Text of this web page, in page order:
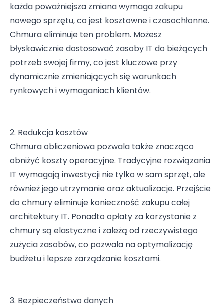
każda poważniejsza zmiana wymaga zakupu
nowego sprzętu, co jest kosztowne i czasochłonne.
Chmura eliminuje ten problem. Możesz
błyskawicznie dostosować zasoby IT do bieżących
potrzeb swojej firmy, co jest kluczowe przy
dynamicznie zmieniających się warunkach
rynkowych i wymaganiach klientów.
2. Redukcja kosztów
Chmura obliczeniowa pozwala także znacząco
obniżyć koszty operacyjne. Tradycyjne rozwiązania
IT wymagają inwestycji nie tylko w sam sprzęt, ale
również jego utrzymanie oraz aktualizacje. Przejście
do chmury eliminuje konieczność zakupu całej
architektury IT. Ponadto opłaty za korzystanie z
chmury są elastyczne i zależą od rzeczywistego
zużycia zasobów, co pozwala na optymalizację
budżetu i lepsze zarządzanie kosztami.
3. Bezpieczeństwo danych